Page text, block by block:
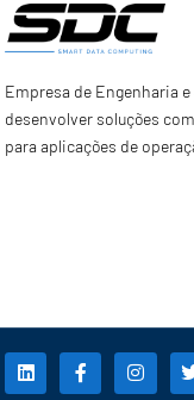
Empresa de Engenharia
desenvolver soluções
para aplicações de
L
i
F
a
I
n